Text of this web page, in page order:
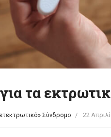
τα
Σύνδρομο 22